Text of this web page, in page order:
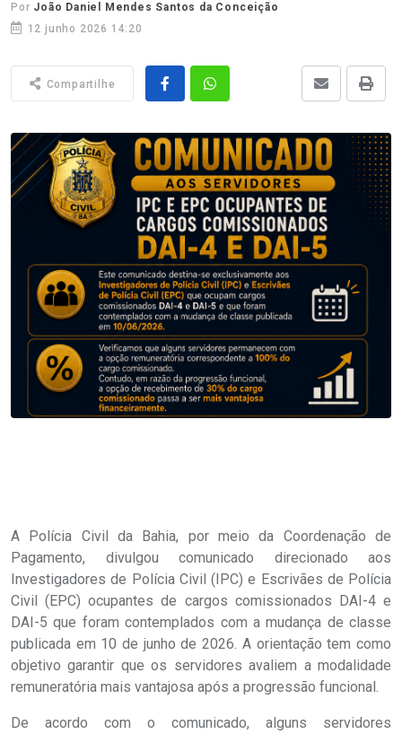
Por João Daniel Mendes Santos da Conceição
12 junho 2026 14:20
Compartilhe
A Polícia Civil da Bahia, por meio da Coordenação de
Pagamento, divulgou comunicado direcionado aos
Investigadores de Polícia Civil (IPC) e Escrivães de Polícia
Civil (EPC) ocupantes de cargos comissionados DAI-4 e
DAI-5 que foram contemplados com a mudança de classe
publicada em 10 de junho de 2026. A orientação tem como
objetivo garantir que os servidores avaliem a modalidade
remuneratória mais vantajosa após a progressão funcional.
De acordo com o comunicado, alguns servidores